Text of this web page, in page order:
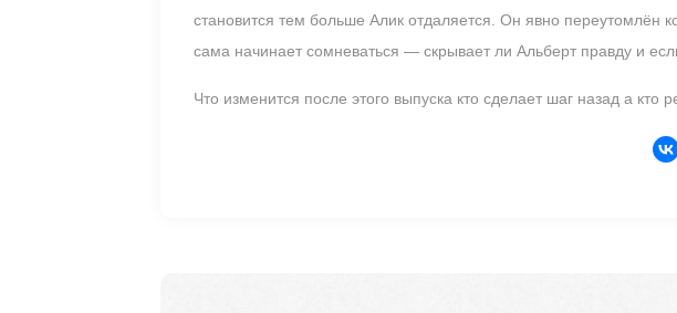
становится тем больше Алик отдаляется. Он явно переутомлён
сама начинает сомневаться — скрывает ли Альберт правду и
Что изменится после этого выпуска кто сделает шаг назад а